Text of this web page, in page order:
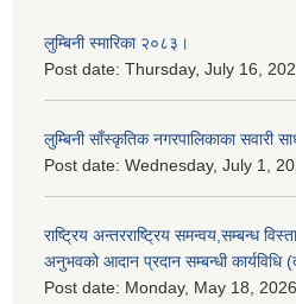
लुम्बिनी स्मारिका २०८३।
Post date: Thursday, July 16,
लुम्बिनी साँस्कृतिक नगरपालिकाका सवारी
Post date: Wednesday, July 1,
राष्ट्रिय अन्तरराष्ट्रिय समन्वय,सम्बन्ध
अनुभवको आदान प्रदान सम्बन्धी कार्यविधि
Post date: Monday, May 18,